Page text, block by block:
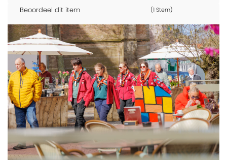
Beoordeel dit item (1 Stem)